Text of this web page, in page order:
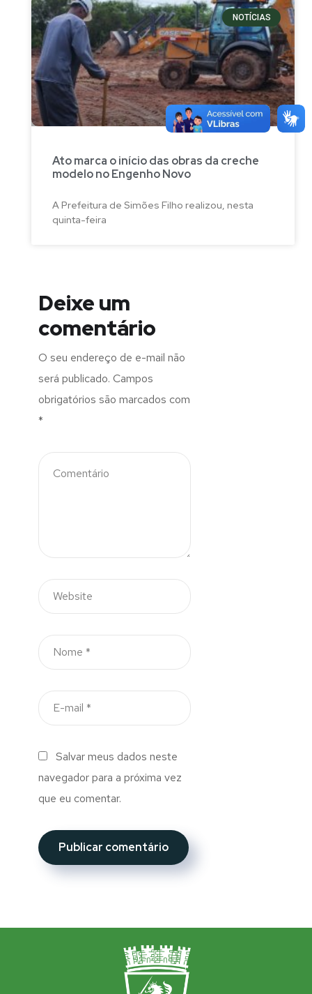
NOTÍCIAS
Ato marca o início das obras da creche
modelo no Engenho Novo
A Prefeitura de Simões Filho realizou, nesta
quinta-feira
Deixe um
comentário
O seu endereço de e-mail não
será publicado. Campos
obrigatórios são marcados com
*
Salvar meus dados neste
navegador para a próxima vez
que eu comentar.